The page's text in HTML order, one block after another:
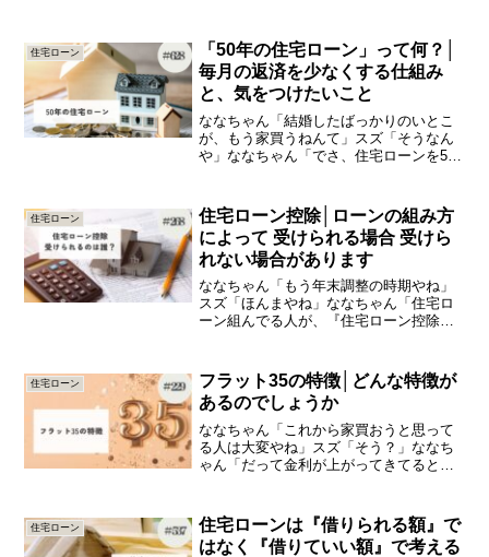
うことができず、未払になってしまうこ
とです。
住宅ローン
「50年の住宅ローン」って何？│
毎月の返済を少なくする仕組み
と、気をつけたいこと
ななちゃん「結婚したばっかりのいとこ
が、もう家買うねんて」スズ「そうなん
や」ななちゃん「でさ、住宅ローンを50
なんや！」今日は、「50年の住宅ロー
ン」の知識をひとつ＋（...
住宅ローン
住宅ローン控除│ローンの組み方
によって 受けられる場合 受けら
れない場合があります
ななちゃん「もう年末調整の時期やね」
スズ「ほんまやね」ななちゃん「住宅ロ
ーン組んでる人が、『住宅ローン控除の
年？」スズ「そやよ。でも出すだけ出し
たら、後は会社でやってくれ...
住宅ローン
フラット35の特徴│どんな特徴が
あるのでしょうか
ななちゃん「これから家買おうと思って
る人は大変やね」スズ「そう？」ななち
ゃん「だって金利が上がってきてるとか
へんかった」スズ「若い人はそう思うよ
ね」ななちゃん「若い人だ...
住宅ローン
住宅ローンは『借りられる額』で
はなく『借りていい額』で考える